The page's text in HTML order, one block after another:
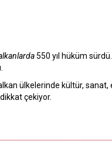
550 yıl hüküm
ülkelerinde kültür,
çekiyor.